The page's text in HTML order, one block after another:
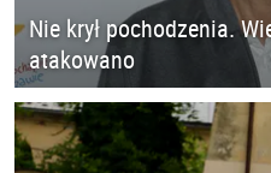
Nie krył pochodzenia.
atakowano